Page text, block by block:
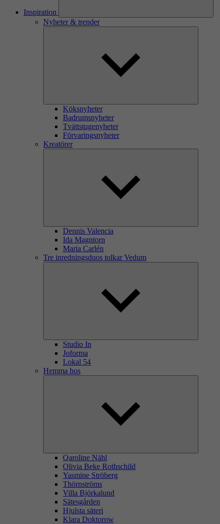
Inspiration
Nyheter & trender
Köksnyheter
Badrumsnyheter
Tvättstugenyheter
Förvaringsnyheter
Kreatörer
Dennis Valencia
Ida Magntorn
Maria Carlén
Tre inredningsduos tolkar Vedum
Studio In
Joforma
Lokal 54
Hemma hos
Qaroline Nähl
Olivia Beke Rothschild
Yasmine Ströberg
Thörnströms
Villa Björkalund
Sätesgården
Hjulsta säteri
Klara Doktorow